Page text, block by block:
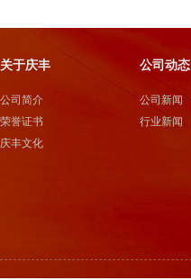
关于庆丰 公司动态
公司简介
荣誉证书
庆丰文化
公司新闻
行业新闻